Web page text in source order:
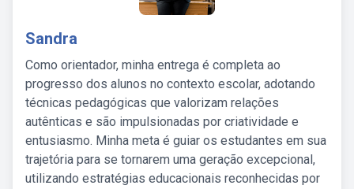
Sandra
Como orientador, minha entrega é completa ao
progresso dos alunos no contexto escolar, adotando
técnicas pedagógicas que valorizam relações
autênticas e são impulsionadas por criatividade e
entusiasmo. Minha meta é guiar os estudantes em sua
trajetória para se tornarem uma geração excepcional,
utilizando estratégias educacionais reconhecidas por